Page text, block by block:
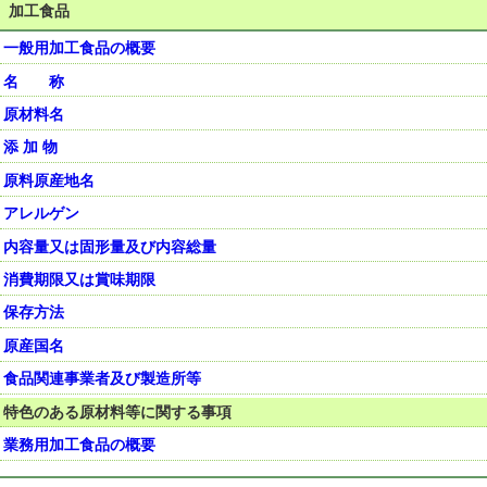
加工食品
一般用加工食品の概要
名 称
原材料名
添 加 物
原料原産地名
アレルゲン
内容量又は固形量及び内容総量
消費期限又は賞味期限
保存方法
原産国名
食品関連事業者及び製造所等
特色のある原材料等に関する事項
業務用加工食品の概要